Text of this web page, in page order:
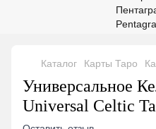
Каталог Карты Таро
Универсальное
Universal Celtic